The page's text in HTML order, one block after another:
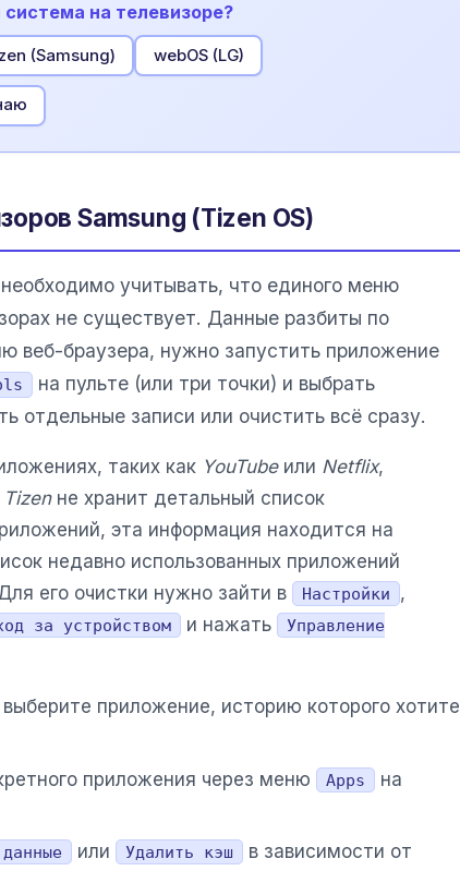
на телевизоре?
(Samsung) webOS (LG)
Samsung (Tizen OS)
учитывать, что единого меню
не существует. Данные разбиты по
веб-браузера, нужно запустить приложение
на пульте (или три точки) и выбрать
отдельные записи или очистить всё сразу.
таких как YouTubeили Netflix,
Tizenне хранит детальный список
эта информация находится на
недавно использованных приложений
его очистки нужно зайти в Настройки
,
за устройством и нажать
Управление
выберите приложение, историю которого хотите
приложения через меню
Apps
на
или Удалить кэш
в зависимости от